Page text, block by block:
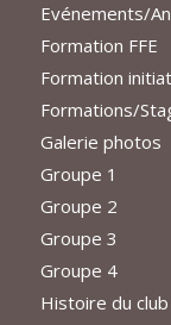
Evénements/
Formation FFE
Formation
Formations/
Galerie photos
Groupe 1
Groupe 2
Groupe 3
Groupe 4
Histoire du club